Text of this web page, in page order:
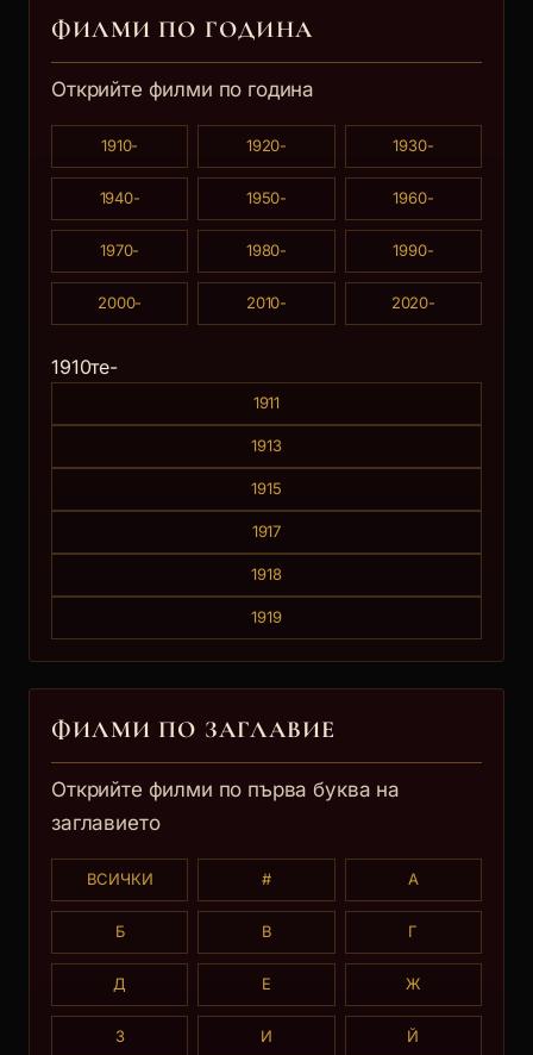
ФИЛМИ ПО ГОДИНА
Открийте филми по година
1910- 1920- 1930-
1940- 1950- 1960-
1970- 1980- 1990-
2000- 2010- 2020-
1910те-
1911
1913
1915
1917
1918
1919
ФИЛМИ ПО ЗАГЛАВИE
Открийте филми по първа буква на
заглавието
ВСИЧКИ # А
Б В Г
Д Е Ж
З И Й